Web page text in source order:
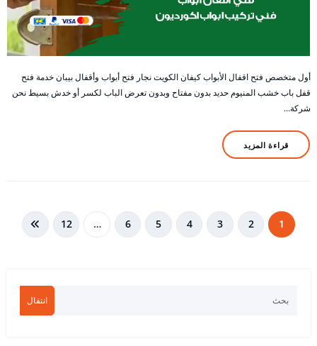
أول متخصص فتح اقفال الأبواب كيفان الكويت نجار فتح أبواب وأقفال بيبان خدمة فتح
قفل باب خشب المنيوم حديد بدون مفتاح وبدون تعرض الباب لكسر أو خدش بسيط نحن
شركة…
قراءة المزيد
تعدد 1
2
3
4
5
6
…
12
انتقال